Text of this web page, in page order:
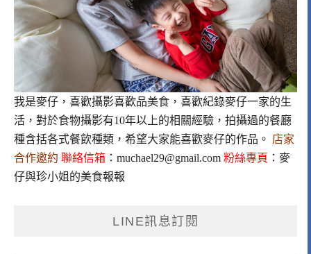
我是麥仔，喜歡攝影喜歡品美食，喜歡紀錄麥仔一家的生
活，對於食物攝影有10年以上的相關經驗，拍攝過的餐廳
種含括各式餐飲種類，希望大家能喜歡麥仔的作品。 店家
合作邀約 聯絡信箱 ： muchael29@gmail.com 粉絲專頁 ： 麥
仔與珍小姐的美食報報
LINE訊息訂閱